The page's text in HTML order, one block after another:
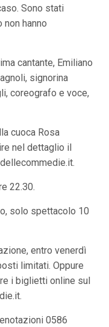
Sono stati
non hanno
cantante, Emiliano
signorina
coreografo e voce,
cuoca Rosa
nel dettaglio il
22.30.
solo spettacolo 10
entro venerdì
limitati. Oppure
i biglietti online sul
0586